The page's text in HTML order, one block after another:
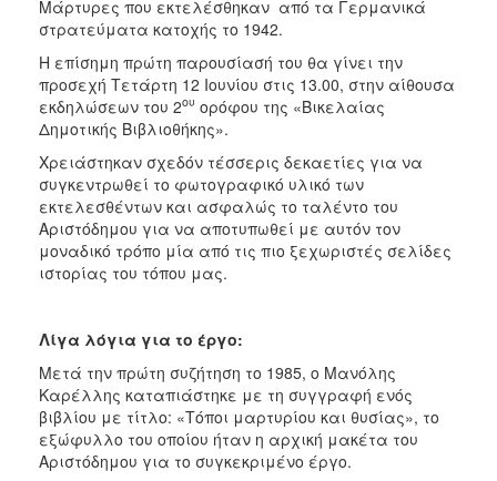
Μάρτυρες που εκτελέσθηκαν από τα Γερμανικά
στρατεύματα κατοχής το 1942.
Η επίσημη πρώτη παρουσίασή του θα γίνει την
προσεχή Τετάρτη 12 Ιουνίου στις 13.00, στην αίθουσα
εκδηλώσεων του 2ου ορόφου της «Βικελαίας
Δημοτικής Βιβλιοθήκης».
Χρειάστηκαν σχεδόν τέσσερις δεκαετίες για να
συγκεντρωθεί το φωτογραφικό υλικό των
εκτελεσθέντων και ασφαλώς το ταλέντο του
Αριστόδημου για να αποτυπωθεί με αυτόν τον
μοναδικό τρόπο μία από τις πιο ξεχωριστές σελίδες
ιστορίας του τόπου μας.
Λίγα λόγια για το έργο:
Μετά την πρώτη συζήτηση το 1985, ο Μανόλης
Καρέλλης καταπιάστηκε με τη συγγραφή ενός
βιβλίου με τίτλο: «Τόποι μαρτυρίου και θυσίας», το
εξώφυλλο του οποίου ήταν η αρχική μακέτα του
Αριστόδημου για το συγκεκριμένο έργο.